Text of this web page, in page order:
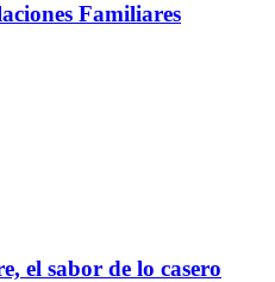
Familiares
el sabor de lo casero